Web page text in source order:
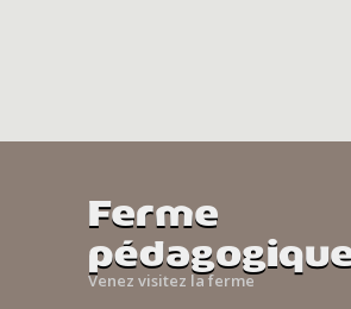
Ferme
Venez visitez la ferme